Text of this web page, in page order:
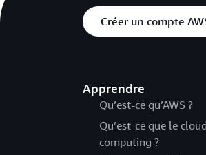
Créer un compte
Apprendre
Qu’est-ce qu’AWS ?
Qu’est-ce que le
computing ?